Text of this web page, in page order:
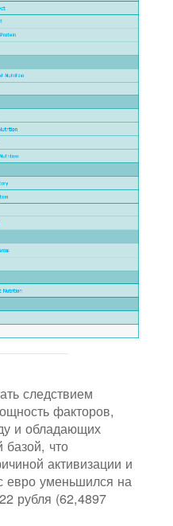
следствием
факторов,
и обладающих
базой, что
активизации и
евро уменьшился на
рубля (62,4897